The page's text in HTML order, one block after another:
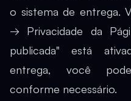
o sistema de entrega.
→ Privacidade da
publicada" está
entrega, você
conforme necessário.